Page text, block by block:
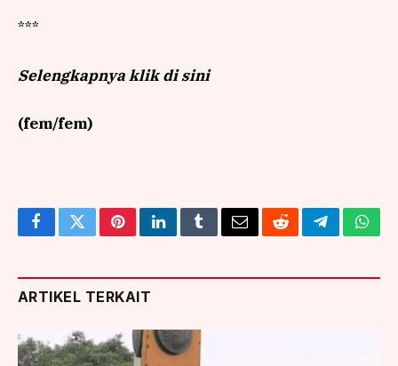
***
Selengkapnya klik di sini
(fem/fem)
FacebookTwitterPinterestLinkedInTumblrEmailRedditTelegram
ARTIKEL TERKAIT